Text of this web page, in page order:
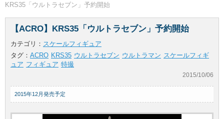
KRS35「ウルトラセブン」予約開始
【ACRO】KRS35「ウルトラセブン」予約開始
カテゴリ： スケールフィギュア
タグ： ACRO KRS35 ウルトラセブン ウルトラマン スケールフィギ
ュア フィギュア 特撮
2015/10/06
2015年12月発売予定